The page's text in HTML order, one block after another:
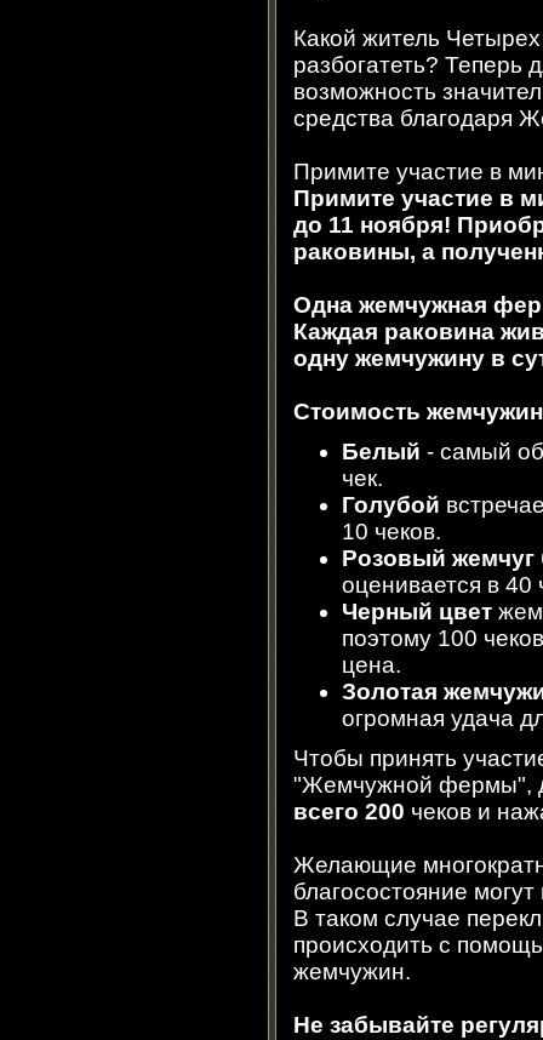
Какой житель
разбогатеть? Теперь
возможность
средства благодаря
Примите участие в
Примите участие в
до 11 ноября!
раковины, а
Одна жемчужная
Каждая раковина
одну жемчужину в
Стоимость
Белый - самый
чек.
Голубой
10 чеков.
Розовый жемчуг
оценивается в 40
Черный цвет
поэтому 100
цена.
Золотая
огромная удача
Чтобы принять
"Жемчужной фермы",
всего 200 чеков и
Желающие
благосостояние
В таком случае
происходить с
жемчужин.
Не забывайте